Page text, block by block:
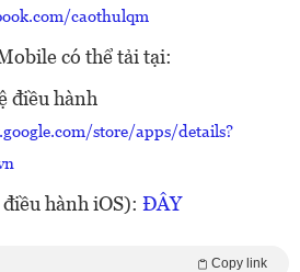
caothulqm
có thể tải tại:
điều hành
store/apps/details?
hành iOS): ĐÂY
Copy link